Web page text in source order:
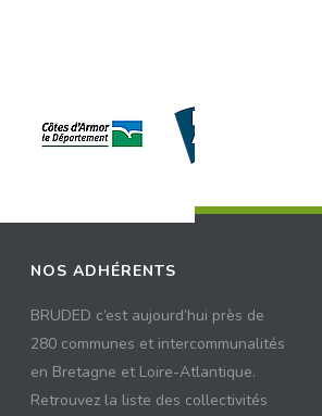
NOS ADHÉRENTS
BRUDED c’est aujourd’hui près de
280 communes et intercommunalités
en Bretagne et Loire-Atlantique.
Retrouvez la liste des collectivités